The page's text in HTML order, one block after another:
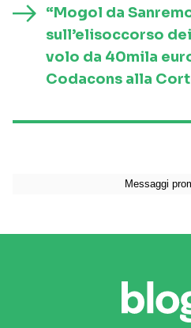
“Mogol da
sull’elisoccorso
volo da 40mila
Codacons alla